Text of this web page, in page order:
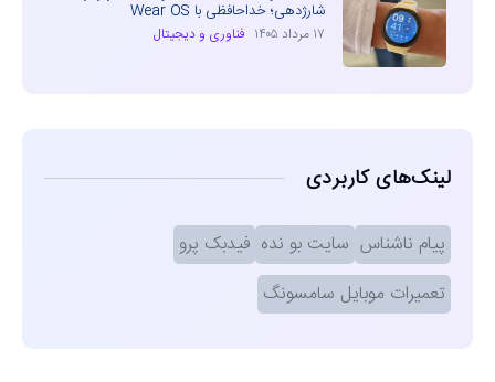
شارژدهی؛ خداحافظی با Wear OS
۱۷ مرداد ۱۴۰۵ فناوری و دیجیتال
لینک‌های کاربردی
پیام ناشناس سایت بو نده فیدبک پرو
تعمیرات موبایل سامسونگ